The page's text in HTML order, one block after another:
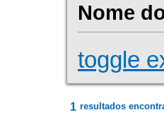
Nome
toggle
1 resultados